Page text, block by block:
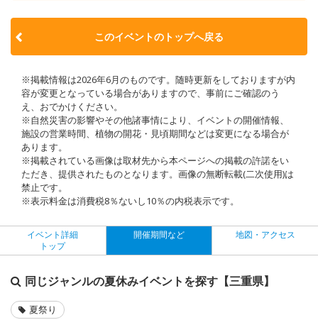
このイベントのトップへ戻る
※掲載情報は2026年6月のものです。随時更新をしておりますが内
容が変更となっている場合がありますので、事前にご確認のう
え、おでかけください。
※自然災害の影響やその他諸事情により、イベントの開催情報、
施設の営業時間、植物の開花・見頃期間などは変更になる場合が
あります。
※掲載されている画像は取材先から本ページへの掲載の許諾をい
ただき、提供されたものとなります。画像の無断転載(二次使用)は
禁止です。
※表示料金は消費税8％ないし10％の内税表示です。
イベント詳細
トップ
開催期間など 地図・アクセス
同じジャンルの夏休みイベントを探す【三重県】
夏祭り